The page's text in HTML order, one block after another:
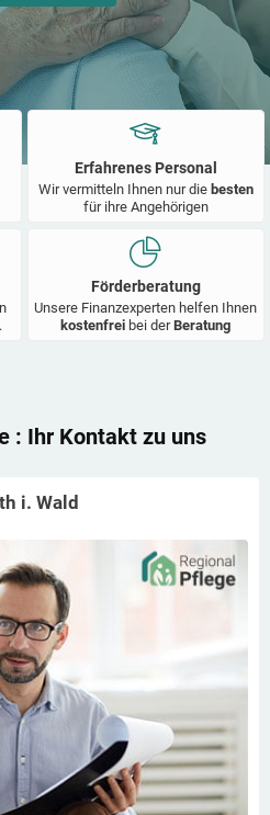
Erfahrenes Personal
Wir vermitteln Ihnen nur die besten
für ihre Angehörigen
Förderberatung
Unsere Finanzexperten helfen Ihnen
kostenfrei bei derBeratung
: Ihr Kontakt zu uns
i. Wald